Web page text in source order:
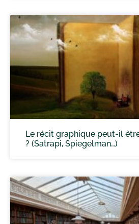
Le récit graphique peut-il
? (Satrapi, Spiegelman…)